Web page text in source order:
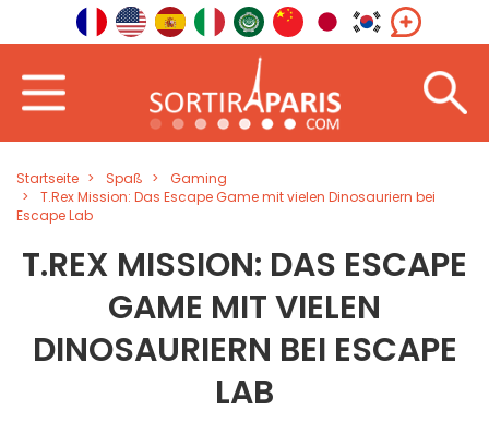
Startseite Spaß
Gaming
T.Rex Mission: Das Escape Game mit vielen Dinosauriern bei
Escape Lab
T.REX MISSION: DAS ESCAPE
GAME MIT VIELEN
DINOSAURIERN BEI ESCAPE
LAB